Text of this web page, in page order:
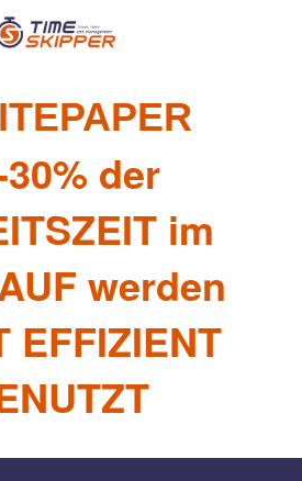
der
im
werden
EFFIZIENT